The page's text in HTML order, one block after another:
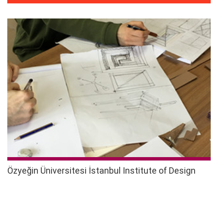
Özyeğin Üniversitesi İstanbul Institute of Design